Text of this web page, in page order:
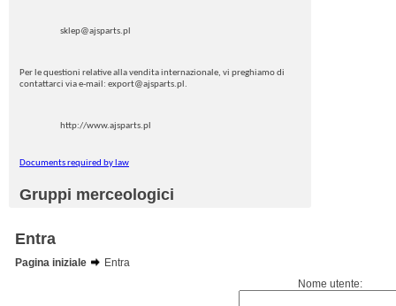
sklep@ajsparts.pl
Per le questioni relative alla vendita internazionale, vi preghiamo di
contattarci via e-mail: export@ajsparts.pl.
http://www.ajsparts.pl
Documents required by law
Gruppi merceologici
Entra
Pagina iniziale
Entra
Nome utente: